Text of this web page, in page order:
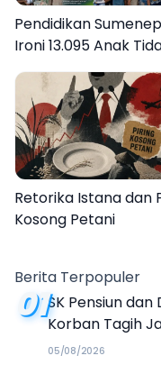
Pendidikan
Ironi 13.095 Anak
Sekolah
Semarak Festival
Kalender Event 2026
Retorika Istana dan
Kosong Petani
Berita Terpopuler
01SK Pensiun
Korban Tagih
05/08/2026